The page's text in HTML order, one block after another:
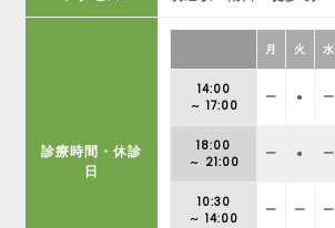
診療時間・休診
日
月 火 水
14:00
～ 17:00
ー ● ー
18:00
～ 21:00
ー ● ー
10:30
～ 14:00
ー ー ー